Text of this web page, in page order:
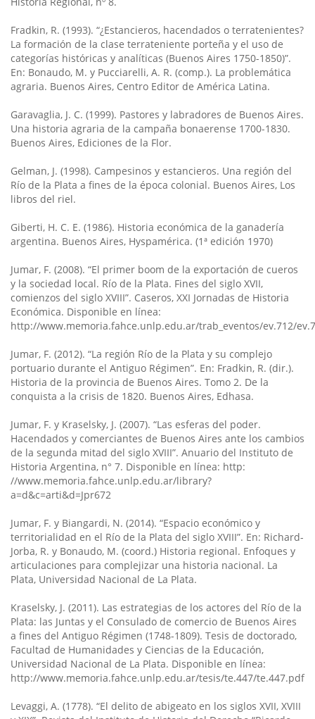
Fradkin, R. (1993). “¿Estancieros, hacendados o terratenientes?
La formación de la clase terrateniente porteña y el uso de
categorías históricas y analíticas (Buenos Aires 1750-1850)”.
En: Bonaudo, M. y Pucciarelli, A. R. (comp.). La problemática
agraria. Buenos Aires, Centro Editor de América Latina.
Garavaglia, J. C. (1999). Pastores y labradores de Buenos Aires.
Una historia agraria de la campaña bonaerense 1700-1830.
Buenos Aires, Ediciones de la Flor.
Gelman, J. (1998). Campesinos y estancieros. Una región del
Río de la Plata a fines de la época colonial. Buenos Aires, Los
libros del riel.
Giberti, H. C. E. (1986). Historia económica de la ganadería
argentina. Buenos Aires, Hyspamérica. (1ª edición 1970)
Jumar, F. (2008). “El primer boom de la exportación de cueros
y la sociedad local. Río de la Plata. Fines del siglo XVII,
comienzos del siglo XVIII”. Caseros, XXI Jornadas de Historia
Económica. Disponible en línea:
http://www.memoria.fahce.unlp.edu.ar/trab_eventos/ev.712/
Jumar, F. (2012). “La región Río de la Plata y su complejo
portuario durante el Antiguo Régimen”. En: Fradkin, R. (dir.).
Historia de la provincia de Buenos Aires. Tomo 2. De la
conquista a la crisis de 1820. Buenos Aires, Edhasa.
Jumar, F. y Kraselsky, J. (2007). “Las esferas del poder.
Hacendados y comerciantes de Buenos Aires ante los cambios
de la segunda mitad del siglo XVIII”. Anuario del Instituto de
Historia Argentina, n° 7. Disponible en línea: http:
//www.memoria.fahce.unlp.edu.ar/library?
a=d&c=arti&d=Jpr672
Jumar, F. y Biangardi, N. (2014). “Espacio económico y
territorialidad en el Río de la Plata del siglo XVIII”. En: Richard-
Jorba, R. y Bonaudo, M. (coord.) Historia regional. Enfoques y
articulaciones para complejizar una historia nacional. La
Plata, Universidad Nacional de La Plata.
Kraselsky, J. (2011). Las estrategias de los actores del Río de la
Plata: las Juntas y el Consulado de comercio de Buenos Aires
a fines del Antiguo Régimen (1748-1809). Tesis de doctorado,
Facultad de Humanidades y Ciencias de la Educación,
Universidad Nacional de La Plata. Disponible en línea:
http://www.memoria.fahce.unlp.edu.ar/tesis/te.447/te.447.pdf
Levaggi, A. (1778). “El delito de abigeato en los siglos XVII, XVIII